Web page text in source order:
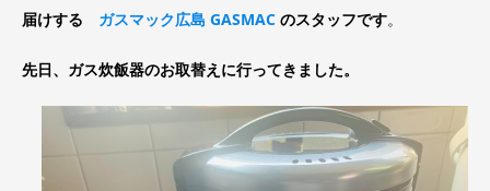
届けする ガスマック広島 GASMAC のスタッフです。
先日、ガス炊飯器のお取替えに行ってきました。